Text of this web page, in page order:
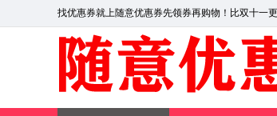
找优惠券就上随意优惠券先领券再购物！比双十一更